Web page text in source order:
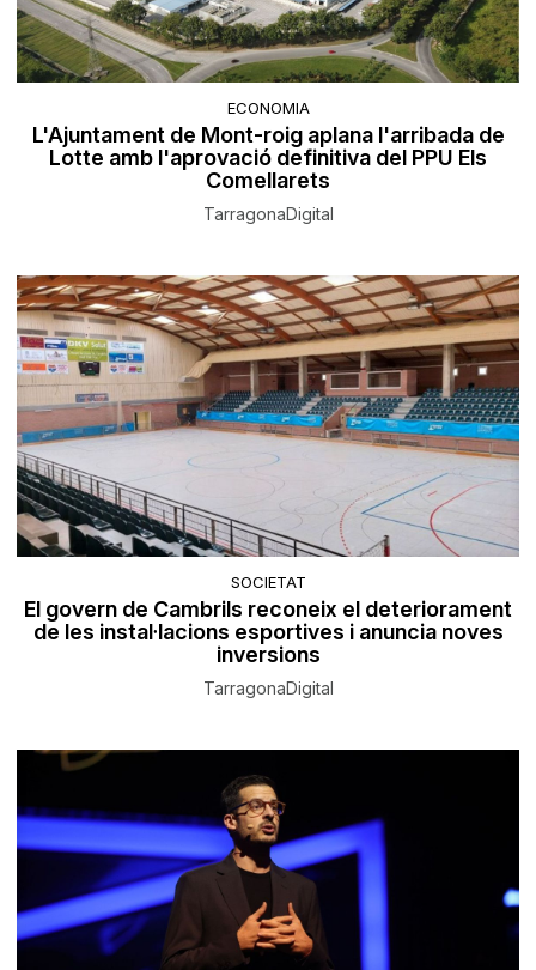
ECONOMIA
L'Ajuntament de Mont-roig aplana l'arribada de
Lotte amb l'aprovació definitiva del PPU Els
Comellarets
TarragonaDigital
SOCIETAT
El govern de Cambrils reconeix el deteriorament
de les instal·lacions esportives i anuncia noves
inversions
TarragonaDigital